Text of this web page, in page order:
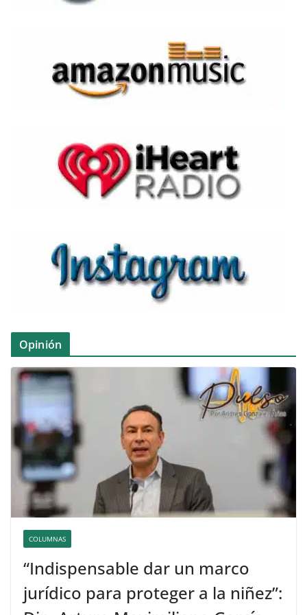
Opinión
COLUMNAS
“Indispensable dar un marco
jurídico para proteger a la niñez”: